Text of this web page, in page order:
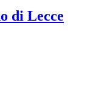
di Lecce